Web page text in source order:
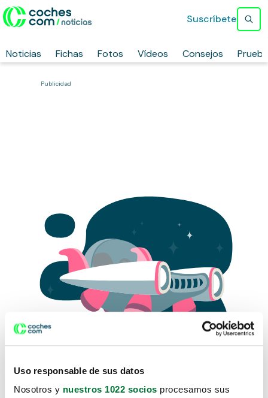
Uso responsable de sus datos
Nosotros y nuestros 1022 socios procesamos sus
Noticias Fichas Fotos Vídeos Consejos
Suscríbete
Publicidad